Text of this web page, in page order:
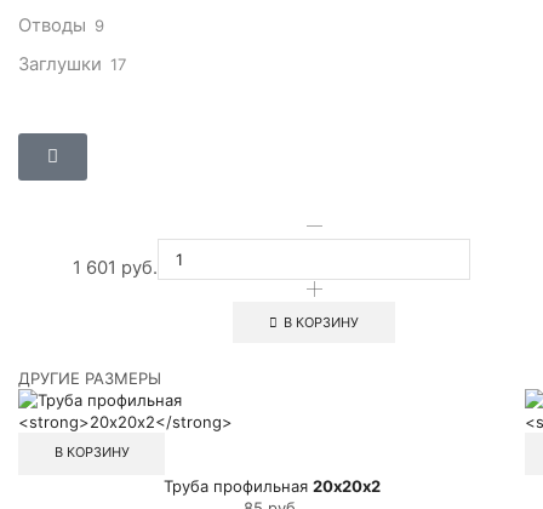
Отводы 9
Заглушки 17
1 601 руб.
В КОРЗИНУ
ДРУГИЕ РАЗМЕРЫ
В КОРЗИНУ
Труба профильная 20х20х2